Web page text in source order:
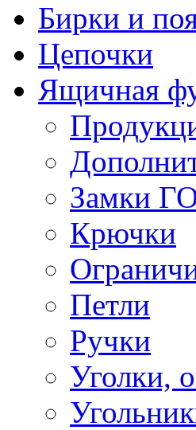
Бирки и
Цепочки
Ящичная
Замки
Крючки
Петли
Ручки
Уголки,